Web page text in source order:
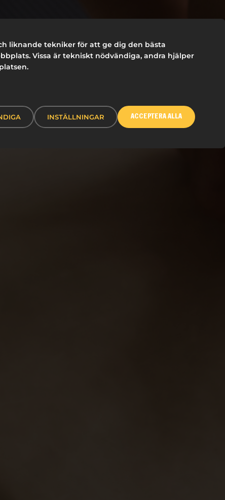
liknande tekniker för att ge dig den bästa
Vissa är tekniskt nödvändiga, andra hjälper
INSTÄLLNINGAR ACCEPTERA ALLA